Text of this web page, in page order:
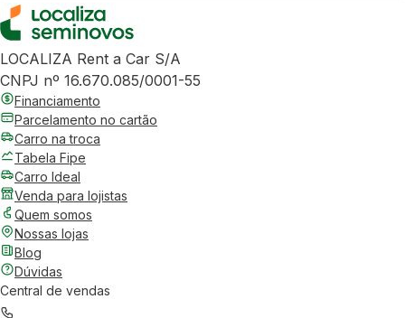
LOCALIZA Rent a Car S/A
CNPJ nº 16.670.085/0001-55
Financiamento
Parcelamento no cartão
Carro na troca
Tabela Fipe
Carro Ideal
Venda para lojistas
Quem somos
Nossas lojas
Blog
Dúvidas
Central de vendas